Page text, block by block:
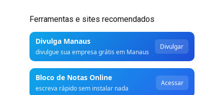
Ferramentas e sites recomendados
Divulga Manaus
divulgue sua empresa grátis em Manaus
Divulgar
Bloco de Notas Online
escreva rápido sem instalar nada
Acessar